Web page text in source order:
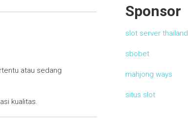
atau sedang
kualitas.
Sponsor
slot server thailand
sbobet
mahjong ways
situs slot